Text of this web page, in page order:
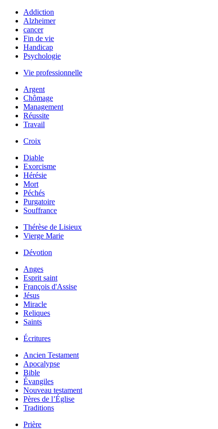
Addiction
Alzheimer
cancer
Fin de vie
Handicap
Psychologie
Vie professionnelle
Argent
Chômage
Management
Réussite
Travail
Croix
Diable
Exorcisme
Hérésie
Mort
Péchés
Purgatoire
Souffrance
Thérèse de Lisieux
Vierge Marie
Dévotion
Anges
Esprit saint
François d'Assise
Jésus
Miracle
Reliques
Saints
Écritures
Ancien Testament
Apocalypse
Bible
Évangiles
Nouveau testament
Pères de l’Église
Traditions
Prière